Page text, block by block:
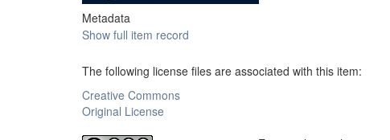
Metadata
Show full item record
The following license files are associated with this item:
Creative Commons
Original License